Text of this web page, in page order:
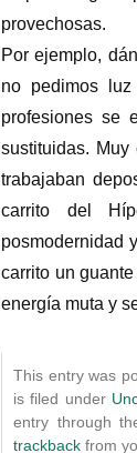
provechosas.
Por ejemplo,
no pedimos
profesiones se
sustituidas.
trabajaban
carrito del
posmodernidad
carrito un
energía muta y
This entry was
is filed under
entry through
trackback from